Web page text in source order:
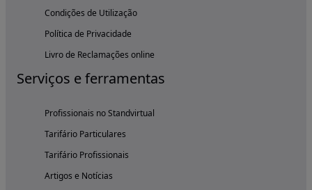
Condições de Utilização
Política de Privacidade
Livro de Reclamações online
Serviços e ferramentas
Profissionais no Standvirtual
Tarifário Particulares
Tarifário Profissionais
Artigos e Notícias